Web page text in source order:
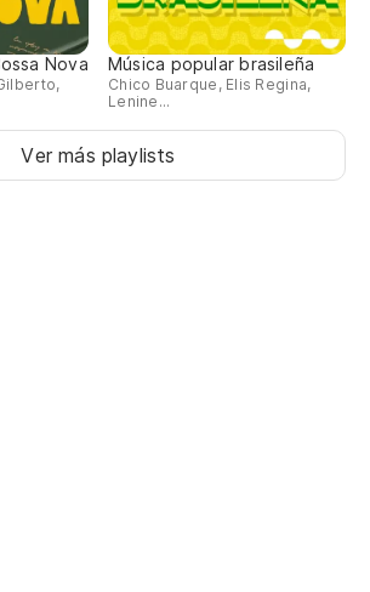
Nova Música popular brasileña
Chico Buarque, Elis Regina,
Lenine...
Ver más playlists